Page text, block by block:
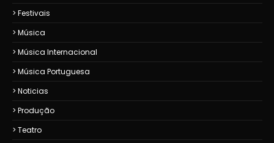
Festivais
Música
Música Internacional
Música Portuguesa
Noticias
Produção
Teatro